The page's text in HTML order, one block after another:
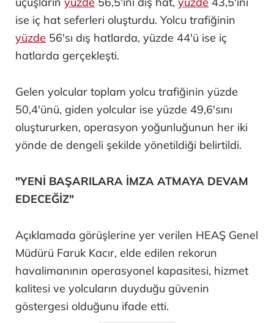
ise iç hat seferleri oluşturdu. Yolcu trafiğinin
yüzde 56'sı dış hatlarda, yüzde 44'ü ise iç
hatlarda gerçekleşti.
Gelen yolcular toplam yolcu trafiğinin yüzde
50,4'ünü, giden yolcular ise yüzde 49,6'sını
oluştururken, operasyon yoğunluğunun her iki
yönde de dengeli şekilde yönetildiği belirtildi.
"YENİ BAŞARILARA İMZA ATMAYA DEVAM
EDECEĞİZ"
Açıklamada görüşlerine yer verilen HEAŞ Genel
Müdürü Faruk Kacır, elde edilen rekorun
havalimanının operasyonel kapasitesi, hizmet
kalitesi ve yolcuların duyduğu güvenin
göstergesi olduğunu ifade etti.